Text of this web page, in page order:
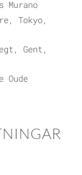
Tokyo,
Gent,
Oude